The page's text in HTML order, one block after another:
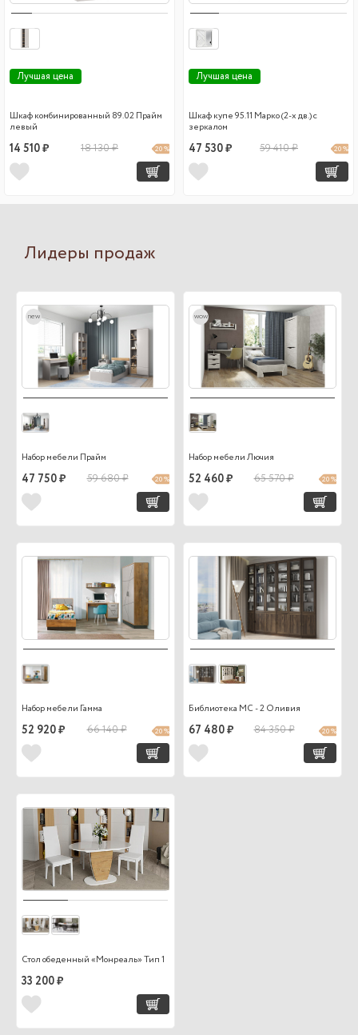
Лучшая цена
Шкаф комбинированный 89.02 Прайм
левый
14 510 ₽ 18 130 ₽ 20 %
Лучшая цена
Шкаф купе 95.11 Марко (2-х дв.) с
зеркалом
47 530 ₽ 59 410 ₽ 20 %
Лидеры продаж
new
Набор мебели Прайм
47 750 ₽ 59 680 ₽ 20 %
wow
Набор мебели Лючия
52 460 ₽ 65 570 ₽ 20 %
Набор мебели Гамма
52 920 ₽ 66 140 ₽ 20 %
Библиотека МС - 2 Оливия
67 480 ₽ 84 350 ₽ 20 %
Стол обеденный «Монреаль» Тип 1
33 200 ₽